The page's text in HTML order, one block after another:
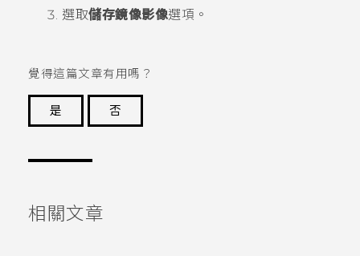
選取儲存鏡像影像選項。
覺得這篇文章有用嗎？
是
否
相關文章